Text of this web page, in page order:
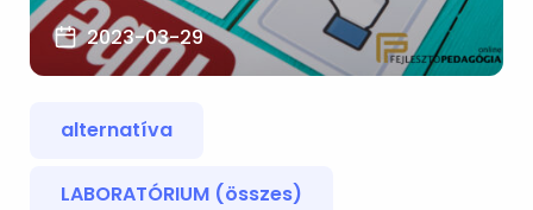
2023-03-29
alternatíva
LABORATÓRIUM (összes)